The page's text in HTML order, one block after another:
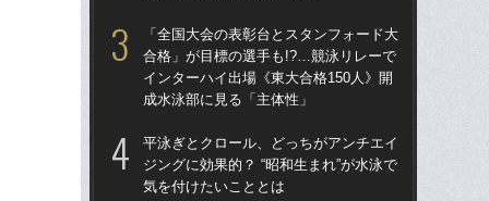
「全国大会の表彰台とスタンフォード大
合格」が目標の選手も!?…競泳リレーで
インターハイ出場《東大合格150人》開
成水泳部に見る「主体性」
平泳ぎとクロール、どっちがアンチエイ
ジングに効果的？ “昭和生まれ”が水泳で
気を付けたいこととは